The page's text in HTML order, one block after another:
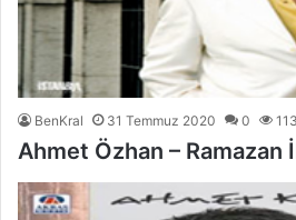
BenKral 31 Temmuz 2020 0 113
Ahmet Özhan – Ramazan